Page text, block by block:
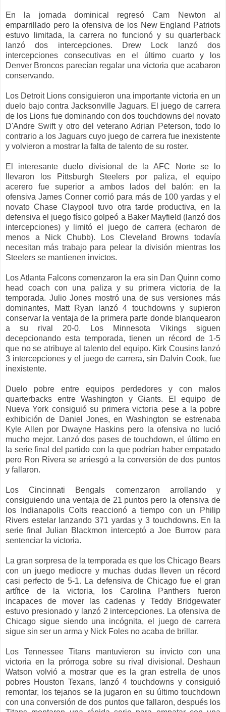
En la jornada dominical regresó Cam Newton al
emparrillado pero la ofensiva de los New England Patriots
estuvo limitada, la carrera no funcionó y su quarterback
lanzó dos intercepciones. Drew Lock lanzó dos
intercepciones consecutivas en el último cuarto y los
Denver Broncos parecían regalar una victoria que acabaron
conservando.
Los Detroit Lions consiguieron una importante victoria en un
duelo bajo contra Jacksonville Jaguars. El juego de carrera
de los Lions fue dominando con dos touchdowns del novato
D'Andre Swift y otro del veterano Adrian Peterson, todo lo
contrario a los Jaguars cuyo juego de carrera fue inexistente
y volvieron a mostrar la falta de talento de su roster.
El interesante duelo divisional de la AFC Norte se lo
llevaron los Pittsburgh Steelers por paliza, el equipo
acerero fue superior a ambos lados del balón: en la
ofensiva James Conner corrió para más de 100 yardas y el
novato Chase Claypool tuvo otra tarde productiva, en la
defensiva el juego físico golpeó a Baker Mayfield (lanzó dos
intercepciones) y limitó el juego de carrera (echaron de
menos a Nick Chubb). Los Cleveland Browns todavía
necesitan más trabajo para pelear la división mientras los
Steelers se mantienen invictos.
Los Atlanta Falcons comenzaron la era sin Dan Quinn como
head coach con una paliza y su primera victoria de la
temporada. Julio Jones mostró una de sus versiones más
dominantes, Matt Ryan lanzó 4 touchdowns y supieron
conservar la ventaja de la primera parte donde blanquearon
a su rival 20-0. Los Minnesota Vikings siguen
decepcionando esta temporada, tienen un récord de 1-5
que no se atribuye al talento del equipo. Kirk Cousins lanzó
3 intercepciones y el juego de carrera, sin Dalvin Cook, fue
inexistente.
Duelo pobre entre equipos perdedores y con malos
quarterbacks entre Washington y Giants. El equipo de
Nueva York consiguió su primera victoria pese a la pobre
exhibición de Daniel Jones, en Washington se estrenaba
Kyle Allen por Dwayne Haskins pero la ofensiva no lució
mucho mejor. Lanzó dos pases de touchdown, el último en
la serie final del partido con la que podrían haber empatado
pero Ron Rivera se arriesgó a la conversión de dos puntos
y fallaron.
Los Cincinnati Bengals comenzaron arrollando y
consiguiendo una ventaja de 21 puntos pero la ofensiva de
los Indianapolis Colts reaccionó a tiempo con un Philip
Rivers estelar lanzando 371 yardas y 3 touchdowns. En la
serie final Julian Blackmon interceptó a Joe Burrow para
sentenciar la victoria.
La gran sorpresa de la temporada es que los Chicago Bears
con un juego mediocre y muchas dudas lleven un récord
casi perfecto de 5-1. La defensiva de Chicago fue el gran
artífice de la victoria, los Carolina Panthers fueron
incapaces de mover las cadenas y Teddy Bridgewater
estuvo presionado y lanzó 2 intercepciones. La ofensiva de
Chicago sigue siendo una incógnita, el juego de carrera
sigue sin ser un arma y Nick Foles no acaba de brillar.
Los Tennessee Titans mantuvieron su invicto con una
victoria en la prórroga sobre su rival divisional. Deshaun
Watson volvió a mostrar que es la gran estrella de unos
pobres Houston Texans, lanzó 4 touchdowns y consiguió
remontar, los tejanos se la jugaron en su último touchdown
con una conversión de dos puntos que fallaron, después los